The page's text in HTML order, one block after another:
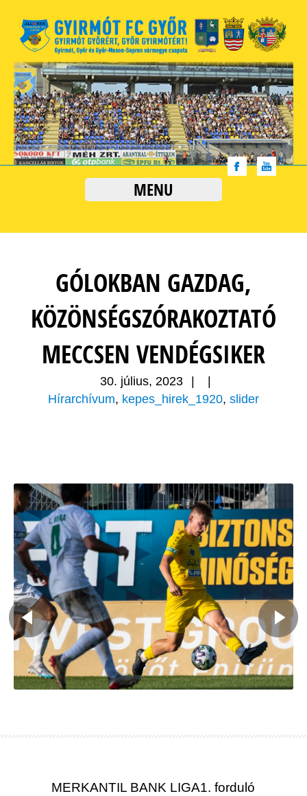
MENU
GÓLOKBAN GAZDAG,
KÖZÖNSÉGSZÓRAKOZTATÓ
MECCSEN VENDÉGSIKER
30. július, 2023
Hírarchívum, kepes_hirek_1920, slider
MERKANTIL BANK LIGA1. forduló